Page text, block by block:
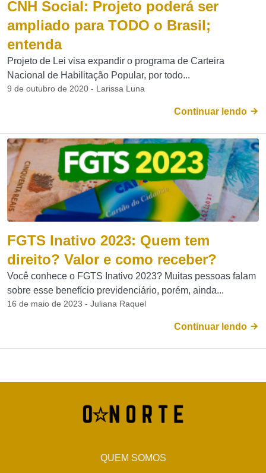
CNH Social: Projeto poderá ser
ampliado para TODO o Brasil;
entenda
Projeto de Lei visa expandir o programa de Carteira
Nacional de Habilitação Popular, por todo...
9 de outubro de 2020 - Larissa Luna
Continuar lendo
FGTS Inativo 2023: Quem tem
direito? Valor e como receber?
Você conhece o FGTS Inativo 2023? Muitas pessoas falam
sobre esse benefício previdenciário, porém, ainda...
16 de maio de 2023 - Juliana Raquel
Continuar lendo
QUEM SOMOS